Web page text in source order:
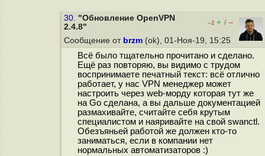
30. "Обновление OpenVPN
2.4.8"
–2 + / –
Сообщение от brzm (ok), 01-Ноя-19, 15:25
Всё было тщательно прочитано и сделано.
Ещё раз повторяю, вы видимо с трудом
воспринимаете печатный текст: всё отлично
работает, у нас VPN менеджер может
настроить через web-морду которая тут же
на Go сделана, а вы дальше документацией
размахивайте, считайте себя крутым
специалистом и наяривайте на свой swanctl.
Обезъяньей работой же должен кто-то
заниматься, если в компании нет
нормальных автоматизаторов :)